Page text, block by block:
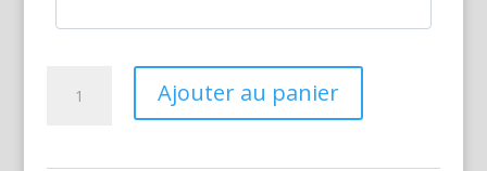
Ajouter au panier